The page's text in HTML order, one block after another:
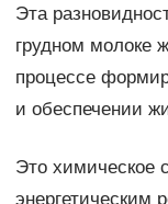
Эта
грудном молоке
процессе
и обеспечении
Это химическое
энергетическим